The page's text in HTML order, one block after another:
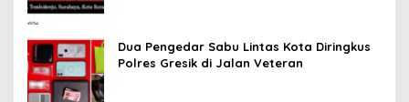
Dua Pengedar Sabu Lintas Kota Diringkus
Polres Gresik di Jalan Veteran